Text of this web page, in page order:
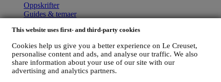
This website uses first- and third-party cookies
Cookies help us give you a better experience on Le Creuset,
personalise content and ads, and analyse our traffic. We also
share information about your use of our site with our
advertising and analytics partners.
Oppskrifter
Guides & temaer
Konkurranser
Om Le Creuset
Finn butikk
Ledige stillinger